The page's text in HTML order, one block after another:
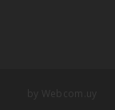
by Webcom.uy